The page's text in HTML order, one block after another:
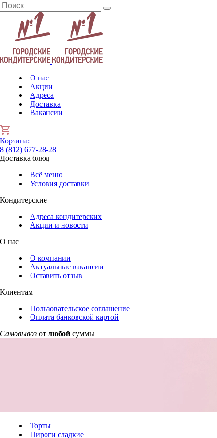
О нас
Акции
Адреса
Доставка
Вакансии
Корзина:
8 (812) 677-28-28
Доставка блюд
Всё меню
Условия доставки
Кондитерские
Адреса кондитерских
Акции и новости
О нас
О компании
Актуальные вакансии
Оставить отзыв
Клиентам
Пользовательское соглашение
Оплата банковской картой
Самовывоз от любой суммы
Торты
Пироги сладкие